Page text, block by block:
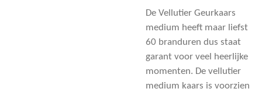
De Vellutier Geurkaars
medium heeft maar liefst
60 branduren dus staat
garant voor veel heerlijke
momenten. De vellutier
medium kaars is voorzien